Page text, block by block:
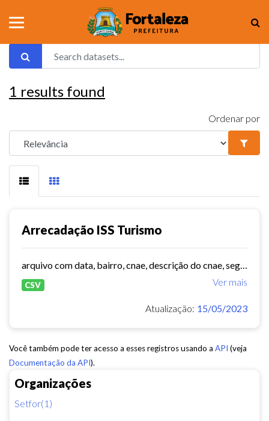
Organizações
Setfor(1)
1 results found
Ordenar por
Arrecadação ISS Turismo
Ver mais
CSV
Atualização: 15/05/2023
Você também pode ter acesso a esses registros usando a API (veja
Documentação da API).